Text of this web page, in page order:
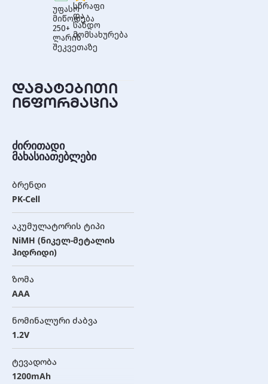
უფასო
მიწოდება
250+
ლარის
შეკვეთაზე
სწრაფი
და
სანდო
მომსახურება
დამატებითი
ინფორმაცია
ძირითადი
მახასიათებლები
ბრენდი
PK-Cell
აკუმულატორის ტიპი
NiMH (ნიკელ-მეტალის
ჰიდრიდი)
ზომა
AAA
ნომინალური ძაბვა
1.2V
ტევადობა
1200mAh